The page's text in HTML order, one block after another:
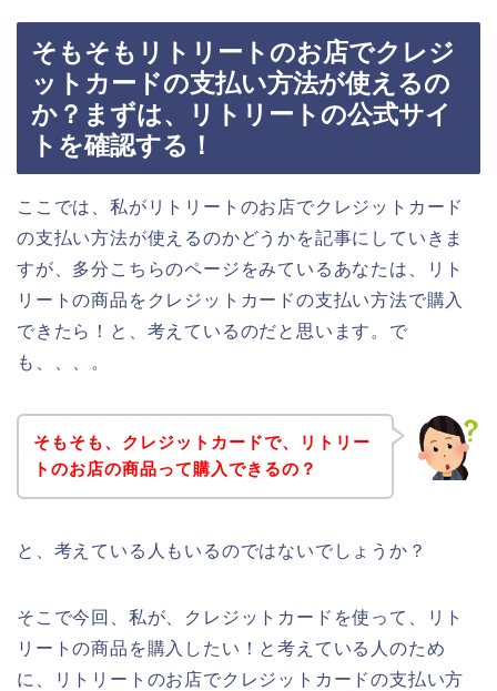
そもそもリトリートのお店でクレジ
ットカードの支払い方法が使えるの
か？まずは、リトリートの公式サイ
トを確認する！
ここでは、私がリトリートのお店でクレジットカード
の支払い方法が使えるのかどうかを記事にしていきま
すが、多分こちらのページをみているあなたは、リト
リートの商品をクレジットカードの支払い方法で購入
できたら！と、考えているのだと思います。で
も、、、。
そもそも、クレジットカードで、リトリー
トのお店の商品って購入できるの？
と、考えている人もいるのではないでしょうか？
そこで今回、私が、クレジットカードを使って、リト
リートの商品を購入したい！と考えている人のため
に、リトリートのお店でクレジットカードの支払い方